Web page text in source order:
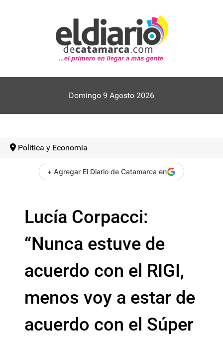
Domingo 9 Agosto 2026
Politica y Economia
+ Agregar El Diario de Catamarca en
Lucía Corpacci:
“Nunca estuve de
acuerdo con el RIGI,
menos voy a estar de
acuerdo con el Súper